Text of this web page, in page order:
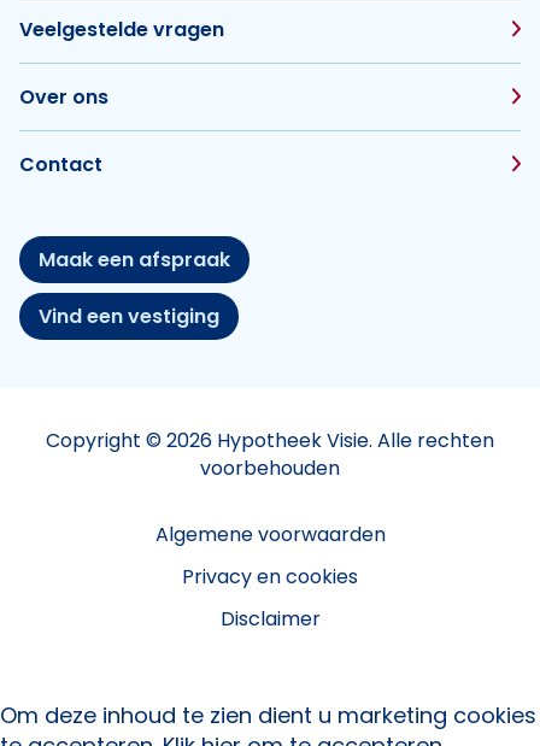
Veelgestelde vragen
Over ons
Contact
Maak een afspraak
Vind een vestiging
Copyright © 2026 Hypotheek Visie. Alle rechten
voorbehouden
Algemene voorwaarden
Privacy en cookies
Disclaimer
Om deze inhoud te zien dient u marketing cookies